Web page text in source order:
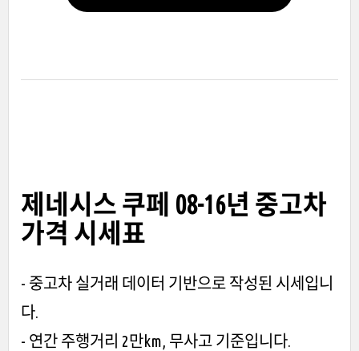
제네시스 쿠페 08-16년 중고차
가격 시세표
- 중고차 실거래 데이터 기반으로 작성된 시세입니
다.
- 연간 주행거리 2만km, 무사고 기준입니다.